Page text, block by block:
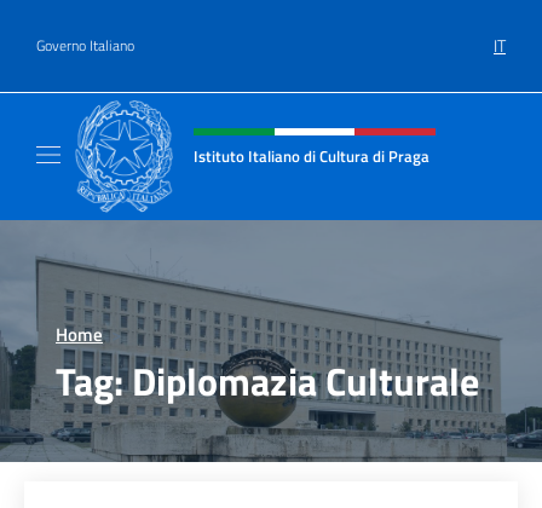
Governo Italiano IT
Intestazione sito, social e menù
Istituto Italiano di Cultura di Praga
Home >
Tag:Diplomazia Culturale